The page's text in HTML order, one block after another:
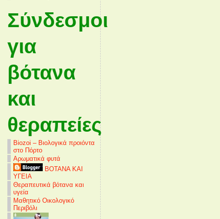
Σύνδεσμοι
για
βότανα
και
θεραπείες
Biozoi – Βιολογικά προιόντα
στο Πόρτο
Αρωματικά φυτά
ΒΟΤΑΝΑ ΚΑΙ
ΥΓΕΙΑ
Θεραπευτικά βότανα και
υγεία
Μαθητικό Οικολογικό
Περιβόλι